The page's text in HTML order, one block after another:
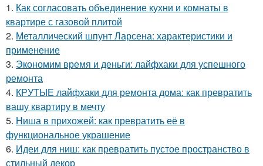
1. Как согласовать объединение кухни и комнаты в
квартире с газовой плитой
2. Металлический шпунт Ларсена: характеристики и
применение
3. Экономим время и деньги: лайфхаки для успешного
ремонта
4. КРУТЫЕ лайфхаки для ремонта дома: как превратить
вашу квартиру в мечту
5. Ниша в прихожей: как превратить её в
функциональное украшение
6. Идеи для ниш: как превратить пустое пространство в
стильный декор